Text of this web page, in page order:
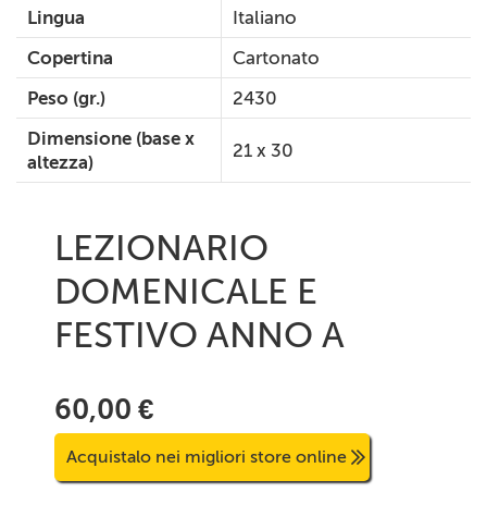
Lingua
Italiano
Copertina
Cartonato
Peso (gr.)
2430
Dimensione (base x
altezza)
21 x 30
LEZIONARIO
DOMENICALE E
FESTIVO ANNO A
60,00 €
Acquistalo nei migliori store online